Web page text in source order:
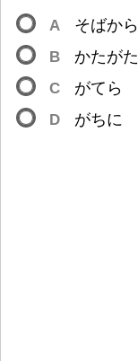
A
そばから
B
かたがた
C
がてら
D
がちに